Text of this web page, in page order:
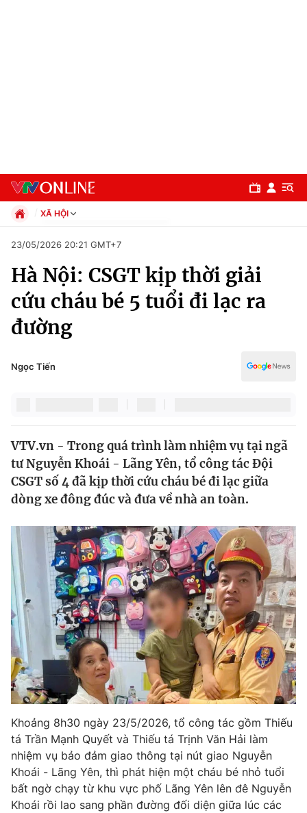
Chuyên mục
Chính trị
Thế giới
Tin tức
Thế giới đó đây
Câu chuyện quốc tế
Kinh tế
Tài chính
Thị trường
Góc doanh nghiệp
Dữ liệu và đời sống
Truyền hình
Phim VTV
Hậu trường
Nhân vật
Khán giả
Giải sao mai
Giải trí
Điện ảnh
Âm nhạc
Đời sống
Du lịch
Làm đẹp
Chất lượng cuộc sống
Giáo dục
Tuyển sinh
Học trực tuyến
Công nghệ
Hitech Công nghệ tương lai
Sản phẩm
Giao lưu trực tuyến
XÃ HỘI
Xã hội
Pháp luật
Kinh tế
Thể thao
Truyền hình
Văn hóa - Giải trí
23/05/2026 20:21 GMT+7
Hà Nội: CSGT kịp thời giải
cứu cháu bé 5 tuổi đi lạc ra
đường
Ngọc Tiến
VTV.vn - Trong quá trình làm nhiệm vụ tại ngã
tư Nguyễn Khoái - Lãng Yên, tổ công tác Đội
CSGT số 4 đã kịp thời cứu cháu bé đi lạc giữa
dòng xe đông đúc và đưa về nhà an toàn.
Khoảng 8h30 ngày 23/5/2026, tổ công tác gồm Thiếu
tá Trần Mạnh Quyết và Thiếu tá Trịnh Văn Hải làm
nhiệm vụ bảo đảm giao thông tại nút giao Nguyễn
Khoái - Lãng Yên, thì phát hiện một cháu bé nhỏ tuổi
bất ngờ chạy từ khu vực phố Lãng Yên lên đê Nguyễn
Khoái rồi lao sang phần đường đối diện giữa lúc các